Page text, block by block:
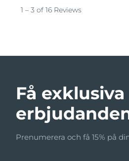
Få exklusiva
Prenumerera och få 15% på